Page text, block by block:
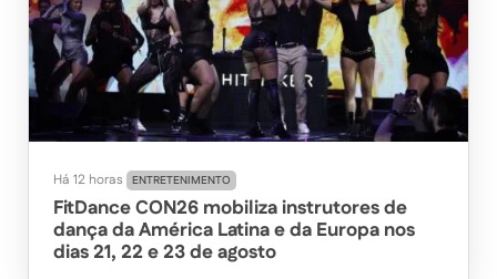
Há 12 horas ENTRETENIMENTO
FitDance CON26 mobiliza instrutores de
dança da América Latina e da Europa nos
dias 21, 22 e 23 de agosto